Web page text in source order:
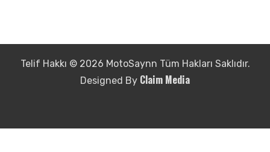
Telif Hakkı © 2026 MotoSaynn Tüm Hakları Saklıdır.
Designed By Claim Media